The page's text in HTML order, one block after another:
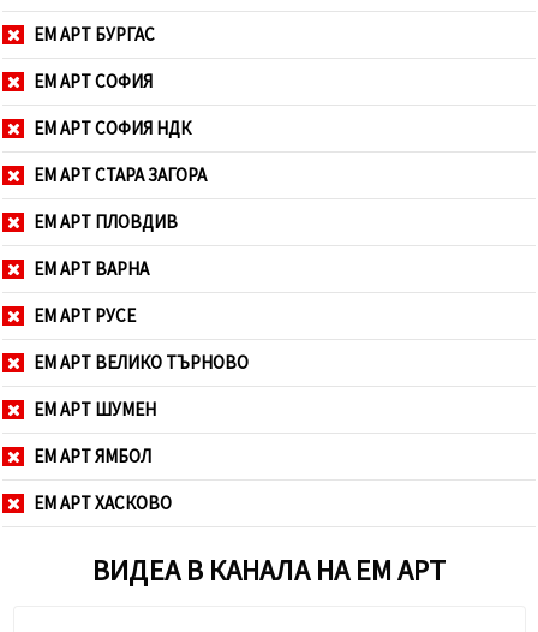
ЕМ АРТ БУРГАС
ЕМ АРТ СОФИЯ
ЕМ АРТ СОФИЯ НДК
ЕМ АРТ СТАРА ЗАГОРА
ЕМ АРТ ПЛОВДИВ
ЕМ АРТ ВАРНА
ЕМ АРТ РУСЕ
ЕМ АРТ ВЕЛИКО ТЪРНОВО
ЕМ АРТ ШУМЕН
ЕМ АРТ ЯМБОЛ
ЕМ АРТ ХАСКОВО
ВИДЕА В КАНАЛА НА ЕМ АРТ